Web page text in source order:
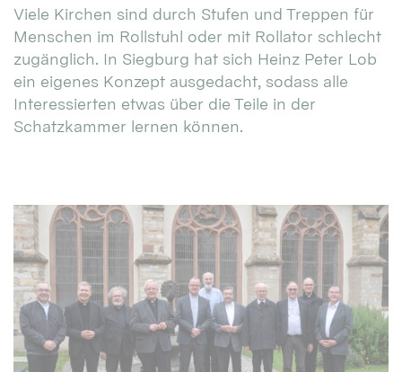
Viele Kirchen sind durch Stufen und Treppen für
Menschen im Rollstuhl oder mit Rollator schlecht
zugänglich. In Siegburg hat sich Heinz Peter Lob
ein eigenes Konzept ausgedacht, sodass alle
Interessierten etwas über die Teile in der
Schatzkammer lernen können.